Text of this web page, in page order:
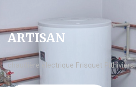
ARTISAN
chaudière électrique Frisquet Pithiviers